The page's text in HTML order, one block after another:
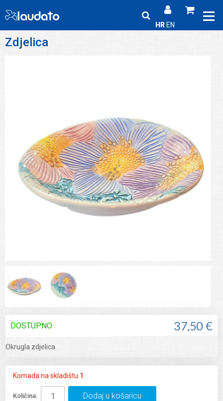
HR EN
Zdjelica
37,50 €
DOSTUPNO
Okrugla zdjelica.
Komada na skladištu 1
Količina: Dodaj u košaricu